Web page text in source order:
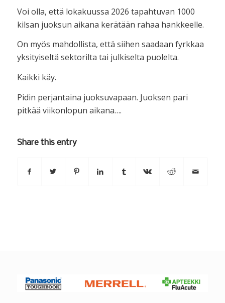
Voi olla, että lokakuussa 2026 tapahtuvan 1000
kilsan juoksun aikana kerätään rahaa hankkeelle.
On myös mahdollista, että siihen saadaan fyrkkaa
yksityiseltä sektorilta tai julkiselta puolelta.
Kaikki käy.
Pidin perjantaina juoksuvapaan. Juoksen pari
pitkää viikonlopun aikana….
Share this entry